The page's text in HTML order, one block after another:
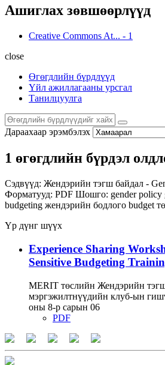
Ашиглах зөвшөөрлүүд
Creative Commons At... - 1
close
Өгөгдлийн бүрдлүүд
Үйл ажиллагааны урсгал
Танилцуулга
Дараахаар эрэмбэлэх
1 өгөгдлийн бүрдэл
Сэдвүүд: Жендэрийн тэгш байдал -
Форматууд: PDF Шошго: gender policy
budgeting жендэрийн бодлого budget
Үр дүнг шүүх
Experience Sharing
Sensitive Budgeting
MERIT төслийн Жендэрийн
мэргэжилтнүүдийн клуб-ын
оны 8-р сарын 06
PDF